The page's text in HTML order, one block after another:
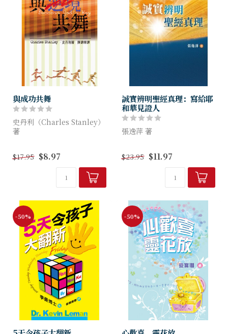
與成功共舞
史丹利（Charles Stanley）
著
民成功，並且詳細討論和揭示
獲取成功的祕訣，幫助信徒邁
向成功。作者的表達手法簡單
$17.95 $8.97
誠實辨明聖經真理：寫給耶
和華見證人
張逸萍 著
明聖經的真理》的錯謬，不是
無的放矢，而是誠實地以聖經
的真理逐點反駁。
$23.95 $11.97
-50% -50%